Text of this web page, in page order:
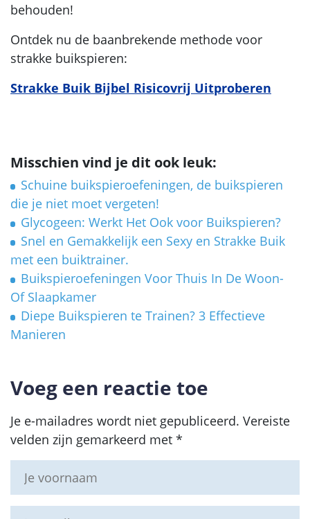
behouden!
Ontdek nu de baanbrekende methode voor
strakke buikspieren:
Strakke Buik Bijbel Risicovrij Uitproberen
Misschien vind je dit ook leuk:
Schuine buikspieroefeningen, de buikspieren
die je niet moet vergeten!
Glycogeen: Werkt Het Ook voor Buikspieren?
Snel en Gemakkelijk een Sexy en Strakke Buik
met een buiktrainer.
Buikspieroefeningen Voor Thuis In De Woon-
Of Slaapkamer
Diepe Buikspieren te Trainen? 3 Effectieve
Manieren
Voeg een reactie toe
Je e-mailadres wordt niet gepubliceerd. Vereiste
velden zijn gemarkeerd met *